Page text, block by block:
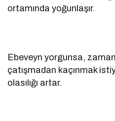
ortamında yoğunlaşır.
Ebeveyn yorgunsa,
çatışmadan kaçınmak
olasılığı artar.